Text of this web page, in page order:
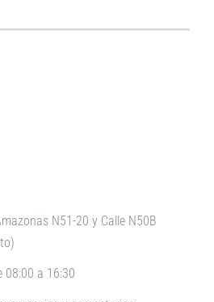
N51-20 y Calle N50B
08:00 a 16:30